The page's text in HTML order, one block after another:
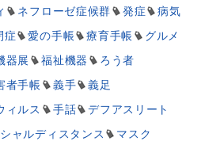
ネフローゼ症候群 発症
病気
症 愛の手帳 療育手帳
グルメ
器展 福祉機器
ろう者
者手帳 義手
義足
ィルス 手話
デフアスリート
ャルディスタンス
マスク